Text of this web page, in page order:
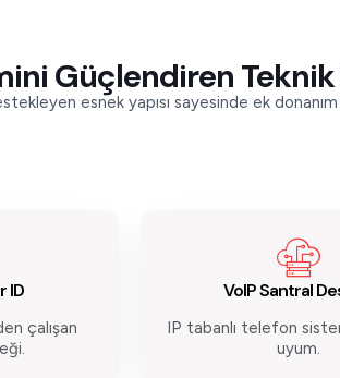
Güçlendiren
esnek yapısı sayesinde ek donanım
ID
çalışan
VoIP Santral
IP tabanlı telefon
uyum.